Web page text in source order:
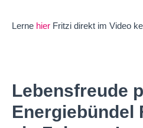
Lerne hier Fritzi direkt im Video
Lebensfreude
Energiebündel